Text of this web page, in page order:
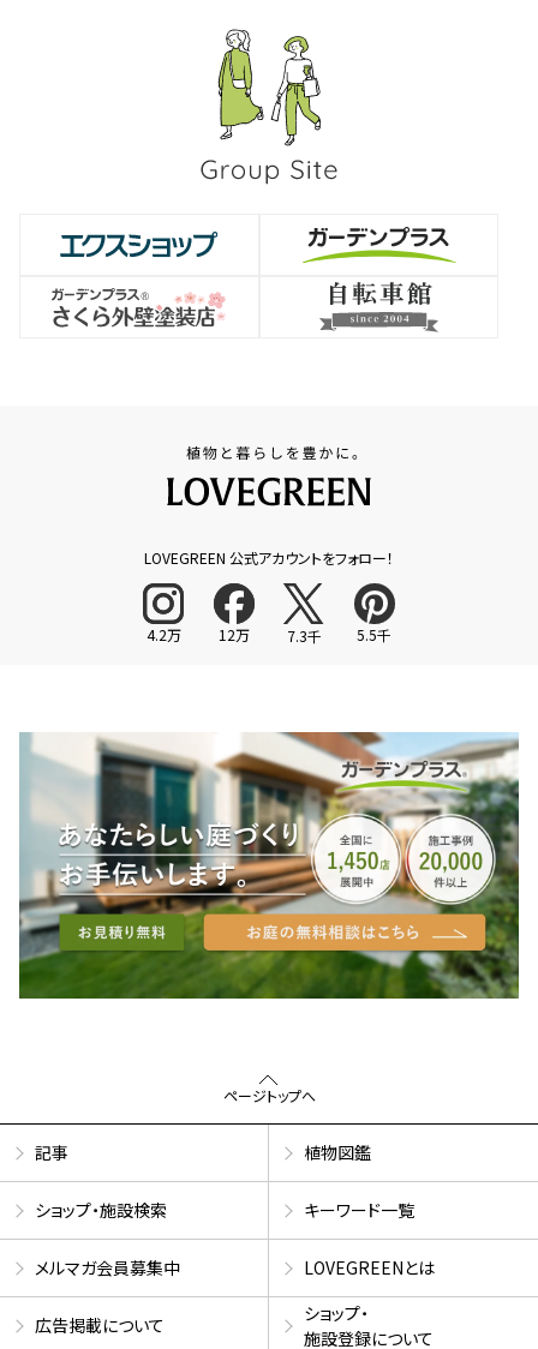
LOVEGREEN 公式アカウントをフォロー！
4.2万 12万 7.3千 5.5千
ページトップへ
記事 植物図鑑
ショップ・施設検索 キーワード一覧
メルマガ会員募集中 LOVEGREENとは
広告掲載について
ショップ・
施設登録について